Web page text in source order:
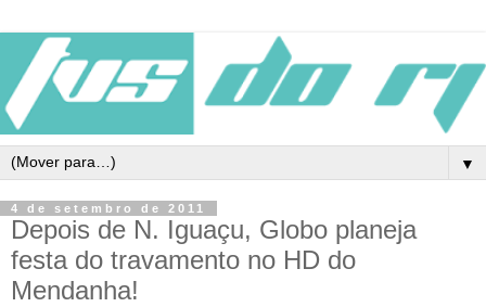
▼
4 de setembro de 2011
Depois de N. Iguaçu, Globo planeja
festa do travamento no HD do
Mendanha!